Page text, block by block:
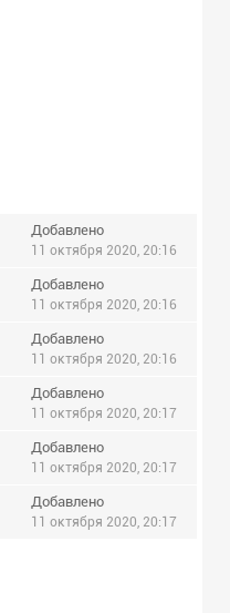
Добавлено
11 октября 2020, 20:16
Добавлено
11 октября 2020, 20:16
Добавлено
11 октября 2020, 20:16
Добавлено
11 октября 2020, 20:17
Добавлено
11 октября 2020, 20:17
Добавлено
11 октября 2020, 20:17